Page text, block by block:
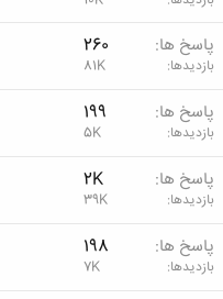
پاسخ ها 260
بازدیدها 81K
پاسخ ها 199
بازدیدها 5K
پاسخ ها 2K
بازدیدها 39K
پاسخ ها 198
بازدیدها 7K